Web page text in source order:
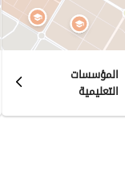
المؤسسات
التعليمية